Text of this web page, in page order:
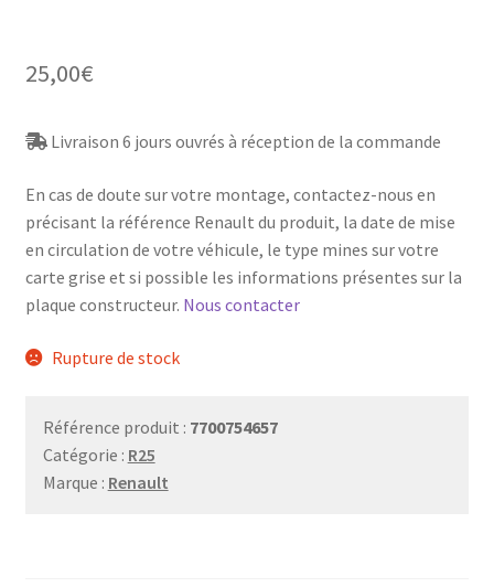
25,00€
Livraison 6 jours ouvrés à réception de la commande
En cas de doute sur votre montage, contactez-nous en
précisant la référence Renault du produit, la date de mise
en circulation de votre véhicule, le type mines sur votre
carte grise et si possible les informations présentes sur la
plaque constructeur. Nous contacter
Rupture de stock
Référence produit : 7700754657
Catégorie : R25
Marque : Renault